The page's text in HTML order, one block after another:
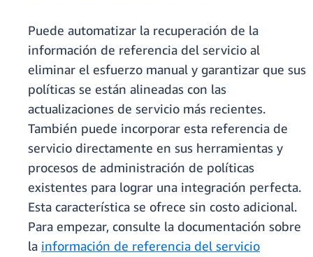
Puede automatizar la recuperación de la
información de referencia del servicio al
eliminar el esfuerzo manual y garantizar que sus
políticas se están alineadas con las
actualizaciones de servicio más recientes.
También puede incorporar esta referencia de
servicio directamente en sus herramientas y
procesos de administración de políticas
existentes para lograr una integración perfecta.
Esta característica se ofrece sin costo adicional.
Para empezar, consulte la documentación sobre
la información de referencia del servicio